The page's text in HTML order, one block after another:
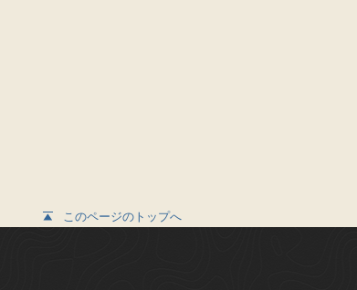
このページのトップへ